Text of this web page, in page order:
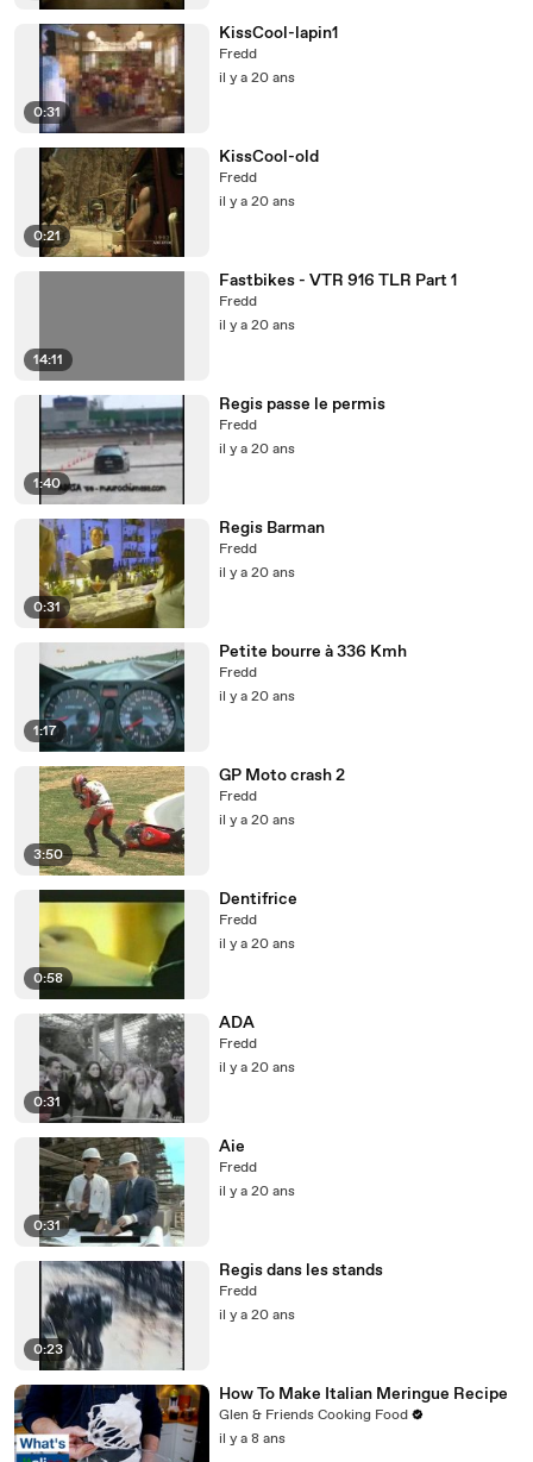
0:31
KissCool-lapin1
Fredd
il y a 20 ans
0:21
KissCool-old
Fredd
il y a 20 ans
14:11
Fastbikes - VTR 916 TLR Part 1
Fredd
il y a 20 ans
1:40
Regis passe le permis
Fredd
il y a 20 ans
0:31
Regis Barman
Fredd
il y a 20 ans
1:17
Petite bourre à 336 Kmh
Fredd
il y a 20 ans
3:50
GP Moto crash 2
Fredd
il y a 20 ans
0:58
Dentifrice
Fredd
il y a 20 ans
0:31
ADA
Fredd
il y a 20 ans
0:31
Aie
Fredd
il y a 20 ans
0:23
Regis dans les stands
Fredd
il y a 20 ans
How To Make Italian Meringue Recipe
Glen & Friends Cooking Food
il y a 8 ans